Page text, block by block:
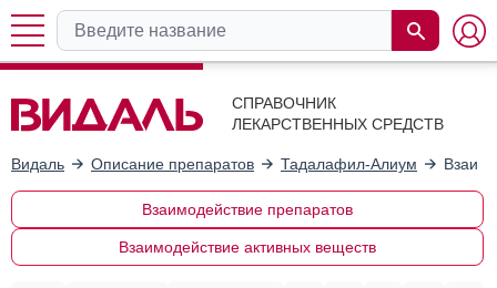
СПРАВОЧНИК
ЛЕКАРСТВЕННЫХ СРЕДСТВ
Видаль Описание препаратов Тадалафил-Алиум
Взаимодействие препаратов
Взаимодействие активных веществ